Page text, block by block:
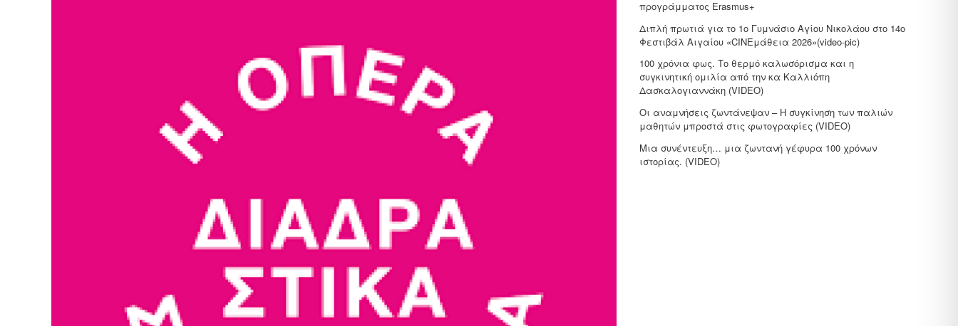
προγράμματος Erasmus+
Διπλή πρωτιά για το 1ο Γυμνάσιο Αγίου Νικολάου στο 14ο
Φεστιβάλ Αιγαίου «CΙΝΕμάθεια 2026»(video-pic)
100 χρόνια φως. Το θερμό καλωσόρισμα και η
συγκινητική ομιλία από την κα Καλλιόπη
Δασκαλογιαννάκη (VIDEO)
Οι αναμνήσεις ζωντάνεψαν – Η συγκίνηση των παλιών
μαθητών μπροστά στις φωτογραφίες (VIDEO)
Μια συνέντευξη… μια ζωντανή γέφυρα 100 χρόνων
ιστορίας. (VIDEO)